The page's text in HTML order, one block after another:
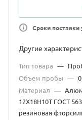
Сроки
Другие
Тип товара —
Объем пробы —
Материал —
12Х18Н10Т ГОСТ
резиновая